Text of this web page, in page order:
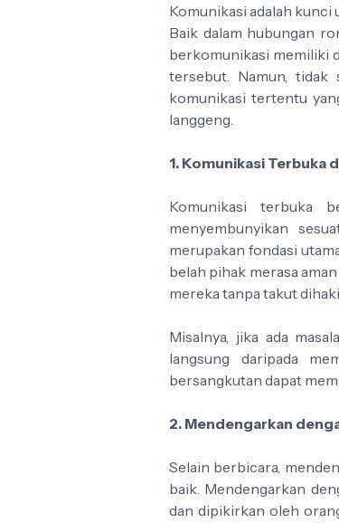
Komunikasi adalah kunci
Baik dalam hubungan
berkomunikasi memiliki
tersebut. Namun, tidak
komunikasi tertentu
langgeng.
1. Komunikasi Terbuka
Komunikasi terbuka
menyembunyikan
merupakan fondasi
belah pihak merasa
mereka tanpa takut
Misalnya, jika ada
langsung daripada
bersangkutan dapat
2. Mendengarkan
Selain berbicara,
baik. Mendengarkan
dan dipikirkan oleh